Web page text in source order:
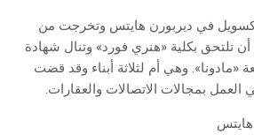
في ديربورن هايتس وتخرجت من
أن تلتحق بكلية «هنري فورد» وتنال شهادة
«مادونا». وهي أم لثلاثة أبناء وقد قضت
العمل بمجالات الاتصالات والعقارات.